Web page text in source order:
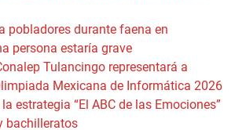
pobladores durante faena en
persona estaría grave
Tulancingo representará a
Mexicana de Informática 2026
estrategia “El ABC de las Emociones”
bachilleratos